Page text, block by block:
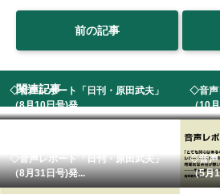
前の記事
関連記事
◇音声レポート「日刊・原田武夫」
（8月10日号)発...
◇音声
（10
◇音声レポート「日刊・原田武夫」
（8月31日号)発...
◇音声
（5月